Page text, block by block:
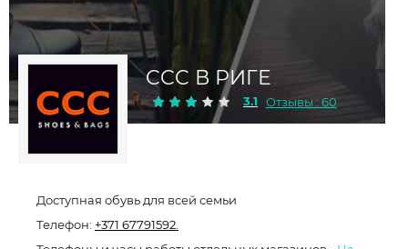
CCC В РИГЕ
3.1 Отзывы : 60
Доступная обувь для всей семьи
Телефон: +371 67791592.